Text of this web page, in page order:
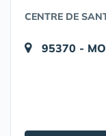
CENTRE DE
95370 -